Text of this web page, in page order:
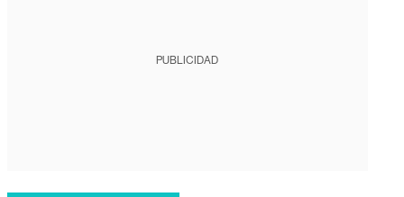
PUBLICIDAD